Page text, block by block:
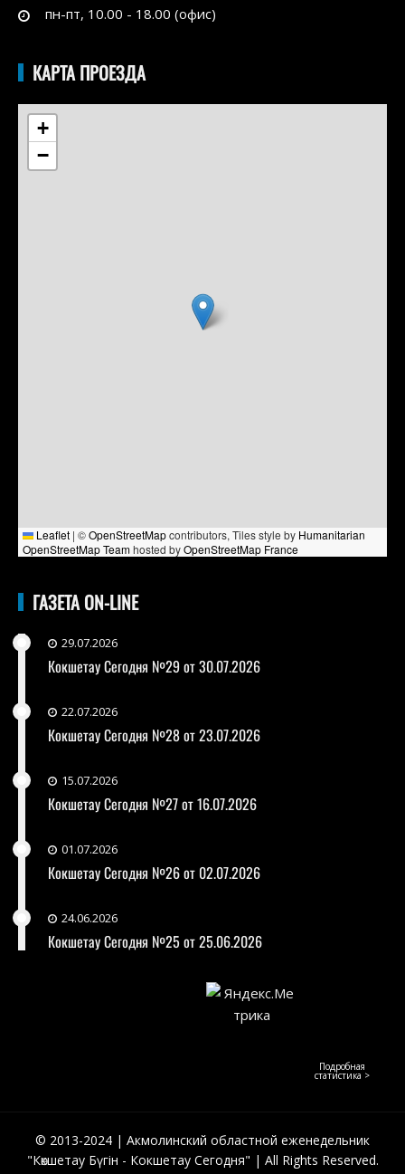
пн-пт, 10.00 - 18.00 (офис)
КАРТА ПРОЕЗДА
+
−
Leaflet | ©OpenStreetMapcontributors, Tiles style by Humanitarian
OpenStreetMap Teamhosted byOpenStreetMap France
ГАЗЕТА ON-LINE
29.07.2026
Кокшетау Сегодня №29 от 30.07.2026
22.07.2026
Кокшетау Сегодня №28 от 23.07.2026
15.07.2026
Кокшетау Сегодня №27 от 16.07.2026
01.07.2026
Кокшетау Сегодня №26 от 02.07.2026
24.06.2026
Кокшетау Сегодня №25 от 25.06.2026
Подробная
статистика >
© 2013-2024 | Акмолинский областной еженедельник
"Көкшетау Бүгін - Кокшетау Сегодня" | All Rights Reserved.